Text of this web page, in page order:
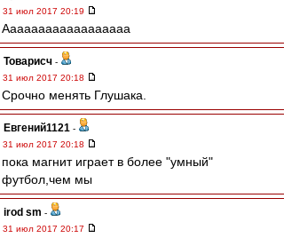
31 июл 2017 20:19
Аааааааааааааааааа
Товарисч -
31 июл 2017 20:18
Срочно менять Глушака.
Евгений1121 -
31 июл 2017 20:18
пока магнит играет в более "умный"
футбол,чем мы
irod sm -
31 июл 2017 20:17